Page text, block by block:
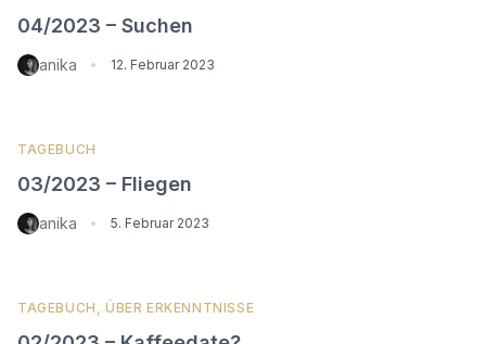
04/2023 – Suchen
anika • 12. Februar 2023
TAGEBUCH
03/2023 – Fliegen
anika • 5. Februar 2023
TAGEBUCH ,ÜBER ERKENNTNISSE